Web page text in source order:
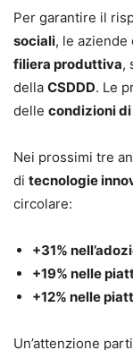
Per garantire il
sociali, le
filiera produttiva,
della CSDDD. Le
delle condizioni
Nei prossimi tre
di tecnologie
circolare:
+31%
+19% nelle
+12% nelle
Un’attenzione